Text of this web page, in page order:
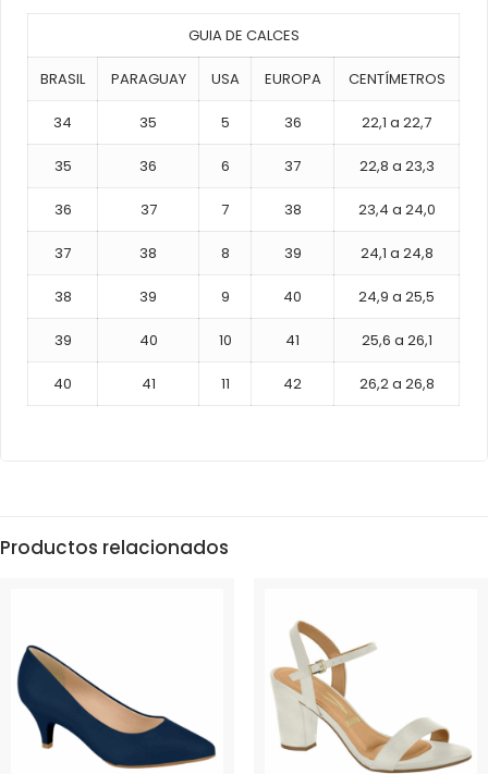
GUIA DE CALCES
BRASIL PARAGUAY USA EUROPA CENTÍMETROS
34 35 5 36 22,1 a 22,7
35 36 6 37 22,8 a 23,3
36 37 7 38 23,4 a 24,0
37 38 8 39 24,1 a 24,8
38 39 9 40 24,9 a 25,5
39 40 10 41 25,6 a 26,1
40 41 11 42 26,2 a 26,8
Productos relacionados